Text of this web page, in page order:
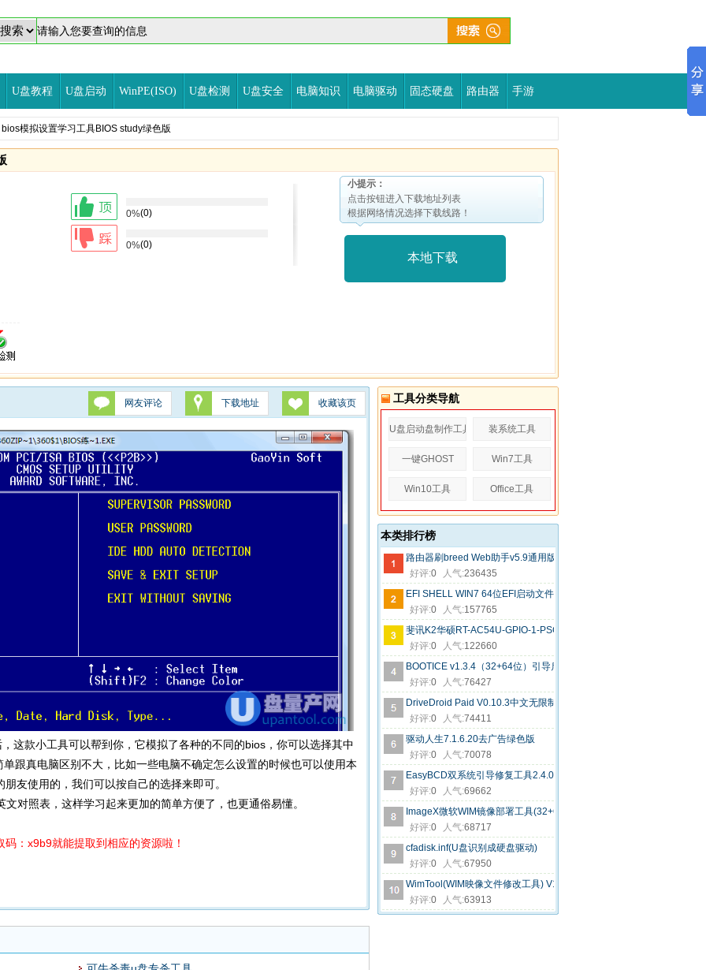
U盘教程 U盘启动 WinPE(ISO) U盘检测 U盘安全 电脑知识 电脑驱动 固态硬盘 路由器 手游
模拟设置学习工具BIOS study绿色版
0%(0)
0%(0)
小提示：
点击按钮进入下载地址列表
根据网络情况选择下载线路！
本地下载
网友评论 下载地址 收藏该页
这款小工具可以帮到你，它模拟了各种的不同的bios，你可以选择其中
跟真电脑区别不大，比如一些电脑不确定怎么设置的时候也可以使用本
友使用的，我们可以按自己的选择来即可。
对照表，这样学习起来更加的简单方便了，也更通俗易懂。
：x9b9就能提取到相应的资源啦！
工具分类导航
U盘启动盘制作工具 装系统工具
一键GHOST Win7工具
Win10工具 Office工具
本类排行榜
路由器刷breed Web助手v5.9通用版
好评:0 人气:236435
EFI SHELL WIN7 64位EFI启动文件
好评:0 人气:157765
斐讯K2华硕RT-AC54U-GPIO-1-PSG1208-64M_3.4.3.9-099固件
好评:0 人气:122660
BOOTICE v1.3.4（32+64位）引导启动维护工具中文绿色版
好评:0 人气:76427
DriveDroid Paid V0.10.3中文无限制版
好评:0 人气:74411
驱动人生7.1.6.20去广告绿色版
好评:0 人气:70078
EasyBCD双系统引导修复工具2.4.0.237中文免费版
好评:0 人气:69662
ImageX微软WIM镜像部署工具(32+64位)V6.1.7600.16385绿色版
好评:0 人气:68717
cfadisk.inf(U盘识别成硬盘驱动)
好评:0 人气:67950
WimTool(WIM映像文件修改工具) V1.30 绿色中文版
好评:0 人气:63913